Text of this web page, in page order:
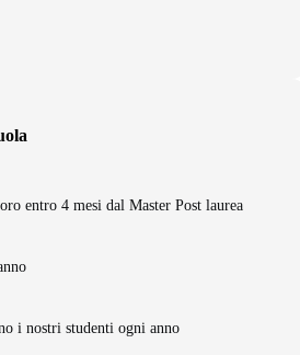
entro 4 mesi dal Master Post laurea
i nostri studenti ogni anno